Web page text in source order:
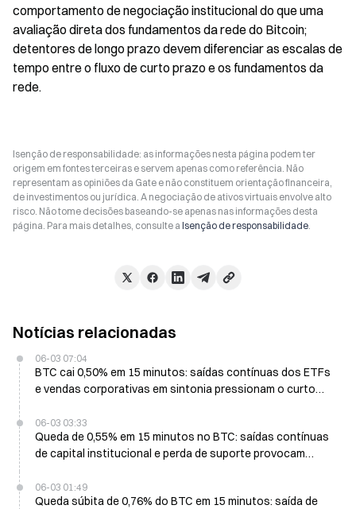
comportamento de negociação institucional do que uma
avaliação direta dos fundamentos da rede do Bitcoin;
detentores de longo prazo devem diferenciar as escalas de
tempo entre o fluxo de curto prazo e os fundamentos da
rede.
Isenção de responsabilidade: as informações nesta página podem ter
origem em fontes terceiras e servem apenas como referência. Não
representam as opiniões da Gate e não constituem orientação financeira,
de investimentos ou jurídica. A negociação de ativos virtuais envolve alto
risco. Não tome decisões baseando-se apenas nas informações desta
página. Para mais detalhes, consulte a Isenção de responsabilidade.
Notícias relacionadas
06-03 07:04
BTC cai 0,50% em 15 minutos: saídas contínuas dos ETFs
e vendas corporativas em sintonia pressionam o curto
06-03 03:33
Queda de 0,55% em 15 minutos no BTC: saídas contínuas
de capital institucional e perda de suporte provocam
06-03 01:49
Queda súbita de 0,76% do BTC em 15 minutos: saída de